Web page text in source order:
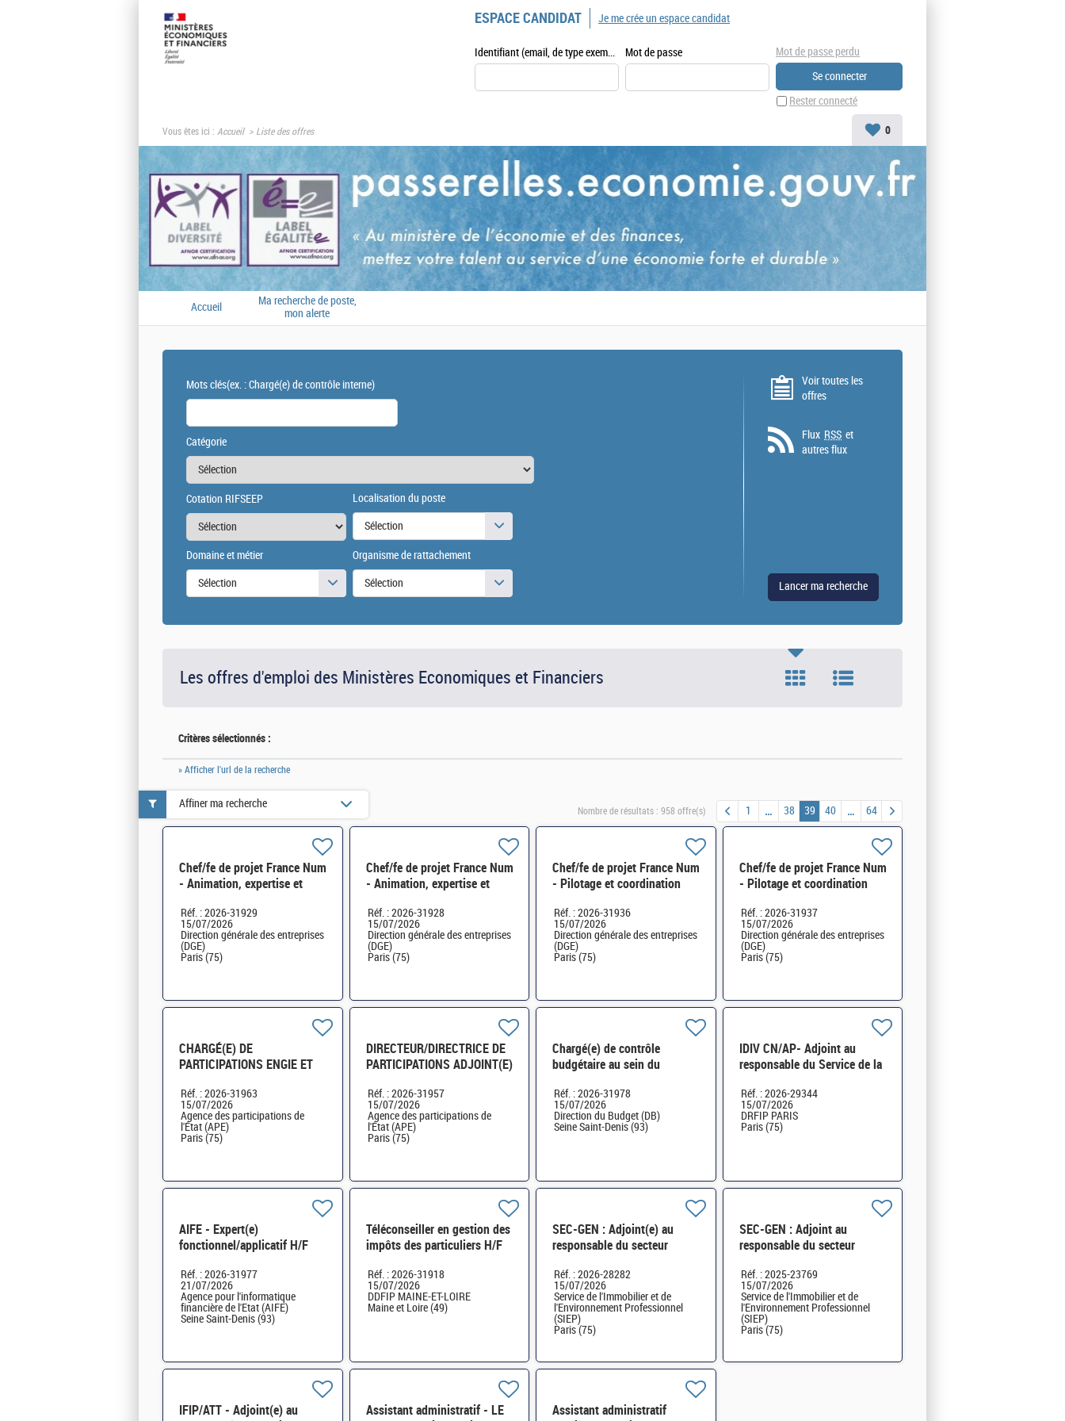
ESPACE CANDIDAT
Identifiant (email, de type exemple@exemple.fr) Mot de passe
Rester connecté
Mot de passe perdu
Je me crée un espace candidat
Vous êtes ici : Accueil Liste des offres 0
Accueil
Ma recherche de poste,
mon alerte
Mots clés(ex. : Chargé(e) de contrôle interne)
Catégorie
Cotation RIFSEEP Localisation du poste
Sélection
Domaine et métier
Sélection
Organisme de rattachement
Sélection
Voir toutes les
offres
Flux RSS et
autres flux
Les offres d'emploi des Ministères Economiques et Financiers
Critères sélectionnés :
» Afficher l'url de la recherche
Nombre de résultats : 958 offre(s) 1 38 39 40 64
Chef/fe de projet France Num
- Animation, expertise et
Réf. : 2026-31929
15/07/2026
Direction générale des entreprises
(DGE)
Paris (75)
Chef/fe de projet France Num
- Animation, expertise et
Réf. : 2026-31928
15/07/2026
Direction générale des entreprises
(DGE)
Paris (75)
Chef/fe de projet France Num
- Pilotage et coordination
H/F
Réf. : 2026-31936
15/07/2026
Direction générale des entreprises
(DGE)
Paris (75)
Chef/fe de projet France Num
- Pilotage et coordination
H/F
Réf. : 2026-31937
15/07/2026
Direction générale des entreprises
(DGE)
Paris (75)
CHARGÉ(E) DE
PARTICIPATIONS ENGIE ET
Réf. : 2026-31963
15/07/2026
Agence des participations de
l'État (APE)
Paris (75)
DIRECTEUR/DIRECTRICE DE
PARTICIPATIONS ADJOINT(E)
Réf. : 2026-31957
15/07/2026
Agence des participations de
l'État (APE)
Paris (75)
Chargé(e) de contrôle
budgétaire au sein du
l'intérieur et des outre-mer*
H/F
Réf. : 2026-31978
15/07/2026
Direction du Budget (DB)
Seine Saint-Denis (93)
IDIV CN/AP- Adjoint au
responsable du Service de la
Paris 2E H/F
Réf. : 2026-29344
15/07/2026
DRFIP PARIS
Paris (75)
AIFE - Expert(e)
fonctionnel/applicatif H/F
Réf. : 2026-31977
21/07/2026
Agence pour l'informatique
financière de l'Etat (AIFE)
Seine Saint-Denis (93)
Téléconseiller en gestion des
impôts des particuliers H/F
Réf. : 2026-31918
15/07/2026
DDFIP MAINE-ET-LOIRE
Maine et Loire (49)
SEC-GEN : Adjoint(e) au
responsable du secteur
PICAV Paris Bercy H/F
Réf. : 2026-28282
15/07/2026
Service de l'Immobilier et de
l'Environnement Professionnel
(SIEP)
Paris (75)
SEC-GEN : Adjoint au
responsable du secteur
PICAV Paris Bercy H/F
Réf. : 2025-23769
15/07/2026
Service de l'Immobilier et de
l'Environnement Professionnel
(SIEP)
Paris (75)
IFIP/ATT - Adjoint(e) au
Assistant administratif - LE
Assistant administratif
Affiner ma recherche